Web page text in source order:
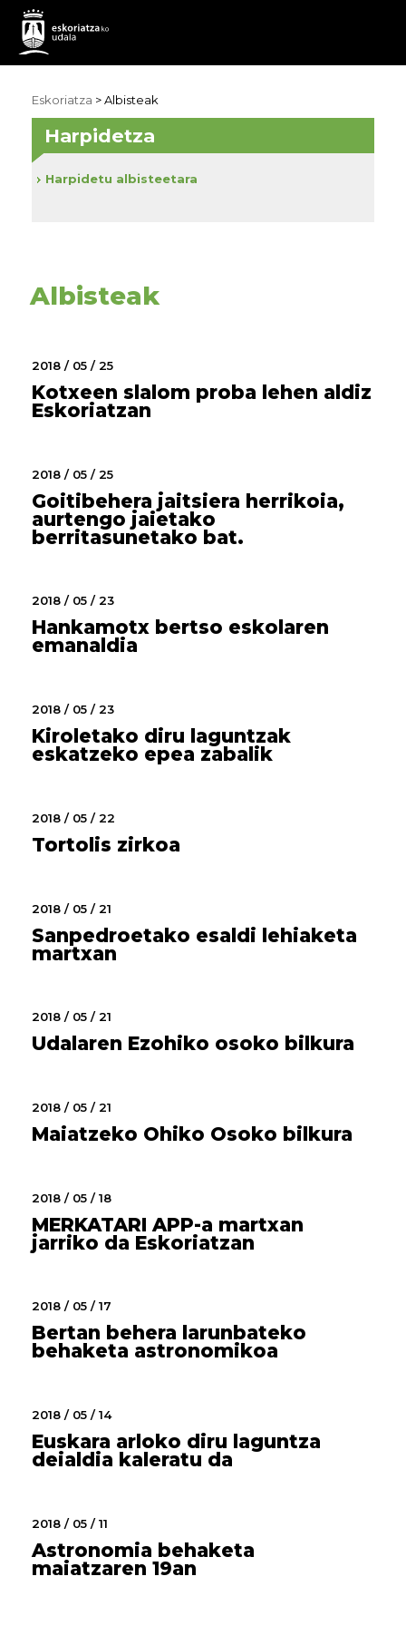
Eskoriatza >Albisteak
Albisteak
2018 / 05 / 25
Kotxeen slalom proba lehen aldiz
Eskoriatzan
2018 / 05 / 25
Goitibehera jaitsiera herrikoia,
aurtengo jaietako
berritasunetako bat.
2018 / 05 / 23
Hankamotx bertso eskolaren
emanaldia
2018 / 05 / 23
Kiroletako diru laguntzak
eskatzeko epea zabalik
2018 / 05 / 22
Tortolis zirkoa
2018 / 05 / 21
Sanpedroetako esaldi lehiaketa
martxan
2018 / 05 / 21
Udalaren Ezohiko osoko bilkura
2018 / 05 / 21
Maiatzeko Ohiko Osoko bilkura
2018 / 05 / 18
MERKATARI APP-a martxan
jarriko da Eskoriatzan
2018 / 05 / 17
Bertan behera larunbateko
behaketa astronomikoa
2018 / 05 / 14
Euskara arloko diru laguntza
deialdia kaleratu da
2018 / 05 / 11
Astronomia behaketa
maiatzaren 19an
Harpidetza
Harpidetu albisteetara